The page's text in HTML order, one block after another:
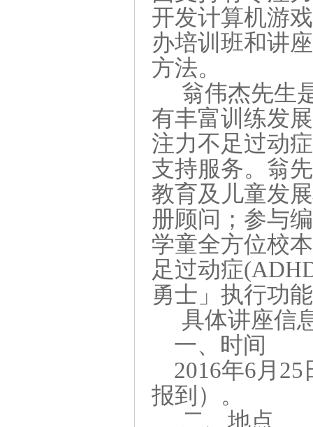
开发计算机游
办培训班和讲
方法。
翁伟杰先生
有丰富训练发
注力不足过动
支持服务。翁
教育及儿童发
册顾问；参与
学童全方位校
足过动症
勇士」执行功
具体讲座信
一、时间
2016年6月25
报到 ） 。
二、地点